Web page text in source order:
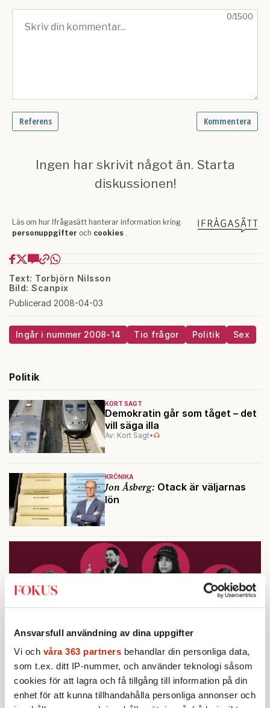
Ansvarsfull användning av dina uppgifter
Vi och våra 363 partners behandlar din personliga data,
som t.ex. ditt IP-nummer, och använder teknologi såsom
cookies för att lagra och få tillgång till information på din
enhet för att kunna tillhandahålla personliga annonser och
Text: Torbjörn Nilsson
Bild: Scanpix
Publicerad 2008-04-03
Ingår i nummer 2008-14 Tio frågor Politik Sex
Politik
KORT SAGT
Demokratin går som tåget – det
vill säga illa
Av: Kort Sagt•
KRÖNIKA
Jon Åsberg: Otack är väljarnas
lön